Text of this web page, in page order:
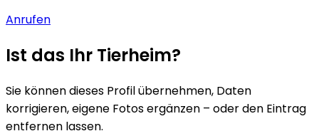
Anrufen
Ist das Ihr Tierheim?
Sie können dieses Profil übernehmen, Daten
korrigieren, eigene Fotos ergänzen – oder den Eintrag
entfernen lassen.